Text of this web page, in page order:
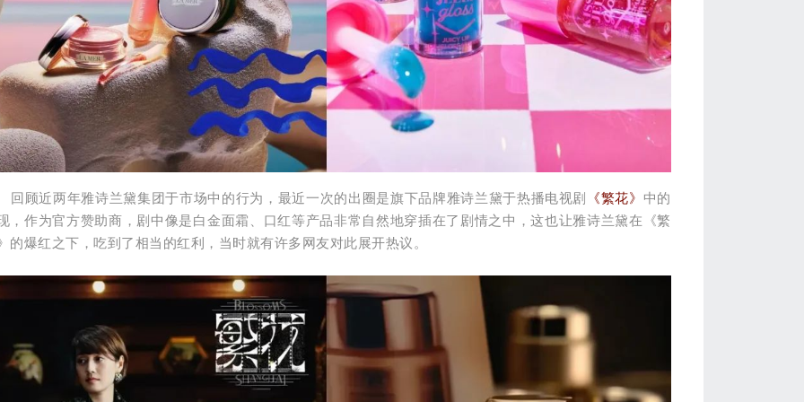
回顾近两年雅诗兰黛集团于市场中的行为，最近一次的出圈是旗下品牌雅诗兰黛于热播电视剧 《繁花》 中的
，作为官方赞助商，剧中像是白金面霜、口红等产品非常自然地穿插在了剧情之中，这也让雅诗兰黛在《繁
的爆红之下，吃到了相当的红利，当时就有许多网友对此展开热议。